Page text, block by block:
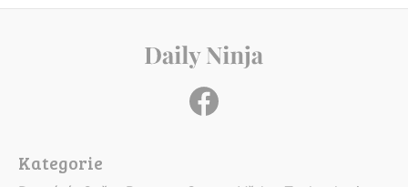
Kategorie